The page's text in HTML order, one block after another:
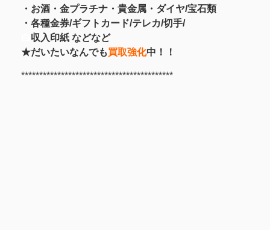
・お酒・金プラチナ・貴金属・ ダイヤ/宝石類
・各種金券/ギフトカード/テレカ/切手/
収入印紙 などなど
★だいたいなんでも買取強化中！！
******************************************